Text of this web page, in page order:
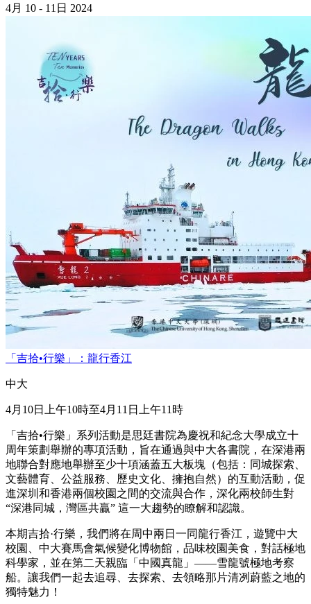
4月 10 - 11日 2024
「吉拾•行樂」：龍行香江
中大
4月10日上午10時至4月11日上午11時
「吉拾•行樂」系列活動是思廷書院為慶祝和紀念大學成立十
周年策劃舉辦的專項活動，旨在通過與中大各書院，在深港兩
地聯合對應地舉辦至少十項涵蓋五大板塊（包括：同城探索、
文藝體育、公益服務、歷史文化、擁抱自然）的互動活動，促
進深圳和香港兩個校園之間的交流與合作，深化兩校師生對
“深港同城，灣區共贏” 這一大趨勢的瞭解和認識。
本期吉拾·行樂，我們將在周中兩日一同龍行香江，遊覽中大
校園、中大賽馬會氣候變化博物館，品味校園美食，對話極地
科學家，並在第二天親臨「中國真龍」——雪龍號極地考察
船。讓我們一起去追尋、去探索、去領略那片清冽蔚藍之地的
獨特魅力！